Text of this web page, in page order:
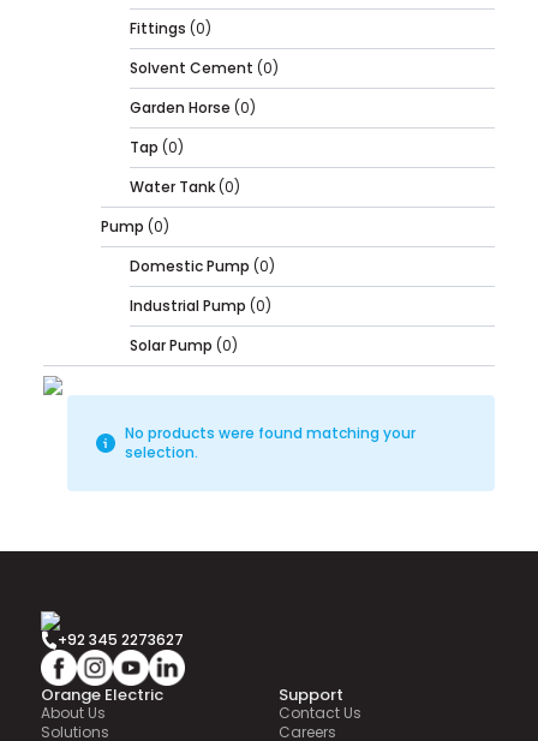
Fittings (0)
Solvent Cement (0)
Garden Horse (0)
Tap (0)
Water Tank(0)
Pump (0)
Domestic Pump (0)
Industrial Pump (0)
Solar Pump (0)
No products were found matching your
selection.
+92 345 2273627
Orange Electric
About Us
Solutions
Support
Contact Us
Careers